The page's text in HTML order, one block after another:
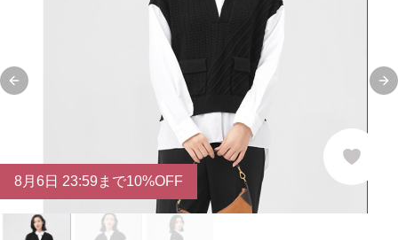
Previous slide
8月 6日 23:59まで10%OFF